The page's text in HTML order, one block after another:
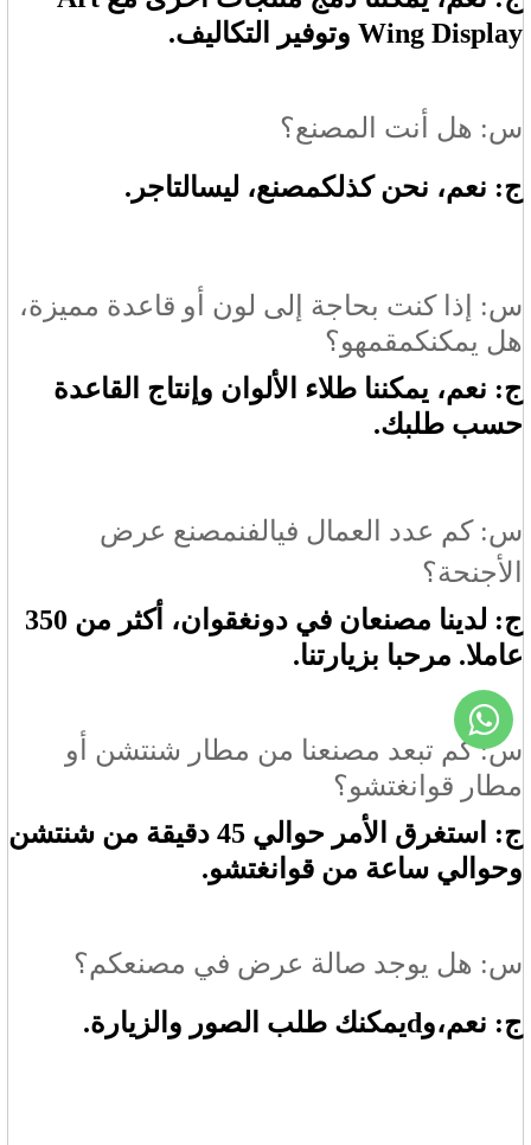
Wing Display وتوفير التكاليف.
س: هل أنت المصنع؟
ج: نعم، نحن كذلكمصنع، ليسالتاجر .
س: إذا كنت بحاجة إلى لون أو قاعدة مميزة،
هل يمكنكمقمهو؟
ج: نعم، يمكننا طلاء الألوان وإنتاج القاعدة
حسب طلبك.
س: كم عدد العمال فيالفنمصنع عرض
الأجنحة؟
ج: لدينا مصنعان في دونغقوان، أكثر من 350
عاملا. مرحبا بزيارتنا.
س: كم تبعد مصنعنا من مطار شنتشن أو
مطار قوانغتشو؟
ج: استغرق الأمر حوالي 45 دقيقة من شنتشن
وحوالي ساعة من قوانغتشو.
س: هل يوجد صالة عرض في مصنعكم؟
ج: نعم،و dيمكنك طلب الصور والزيارة.